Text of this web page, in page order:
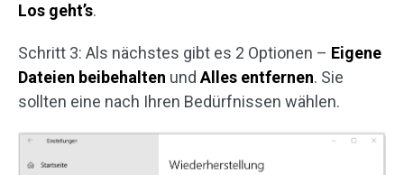
Los geht’s.
Schritt 3: Als nächstes gibt es 2 Optionen – Eigene
Dateien beibehalten undAlles entfernen. Sie
sollten eine nach Ihren Bedürfnissen wählen.